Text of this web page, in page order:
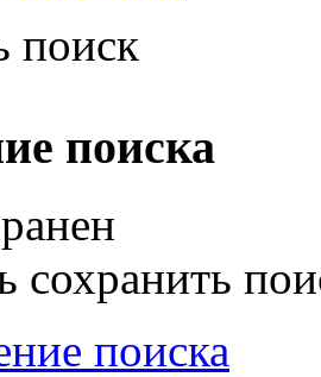
поиск
поиска
сохранить
поиска